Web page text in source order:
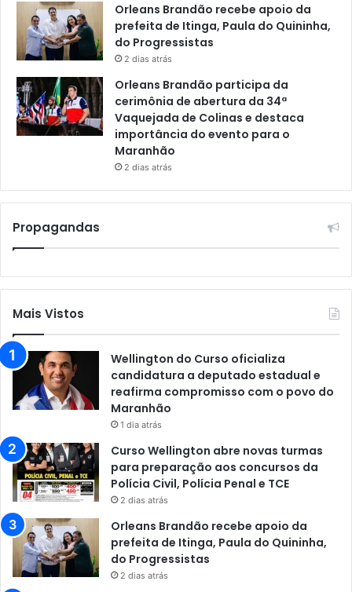
Orleans Brandão recebe apoio da
prefeita de Itinga, Paula do Quininha,
do Progressistas
2 dias atrás
Orleans Brandão participa da
cerimônia de abertura da 34ª
Vaquejada de Colinas e destaca
importância do evento para o
Maranhão
2 dias atrás
Propagandas
Mais Vistos
Wellington do Curso oficializa
candidatura a deputado estadual e
reafirma compromisso com o povo do
Maranhão
1 dia atrás
Curso Wellington abre novas turmas
para preparação aos concursos da
Polícia Civil, Polícia Penal e TCE
2 dias atrás
Orleans Brandão recebe apoio da
prefeita de Itinga, Paula do Quininha,
do Progressistas
2 dias atrás